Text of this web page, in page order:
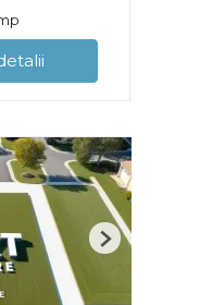
Next